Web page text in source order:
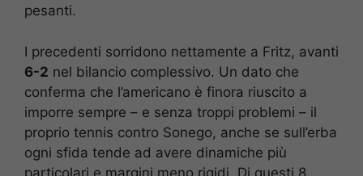
pesanti.
I precedenti sorridono nettamente a Fritz, avanti
6-2 nel bilancio complessivo. Un dato che
conferma che l’americano è finora riuscito a
imporre sempre – e senza troppi problemi – il
proprio tennis contro Sonego, anche se sull’erba
ogni sfida tende ad avere dinamiche più
particolari e margini meno rigidi. Di questi 8